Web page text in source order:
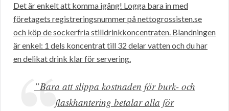
Det är enkelt att komma igång! Logga bara in med
företagets registreringsnummer på nettogrossisten.se
och köp de sockerfria stilldrinkkoncentraten. Blandningen
är enkel: 1 dels koncentrat till 32 delar vatten och du har
en delikat drink klar för servering.
”Bara att slippa kostnaden för burk- och
flaskhantering betalar alla för